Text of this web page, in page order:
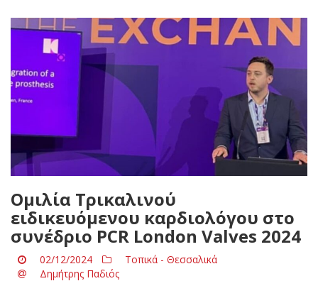
Ομιλία Τρικαλινού
ειδικευόμενου καρδιολόγου στο
συνέδριο PCR London Valves 2024
02/12/2024
Τοπικά - Θεσσαλικά
Δημήτρης Παδιός